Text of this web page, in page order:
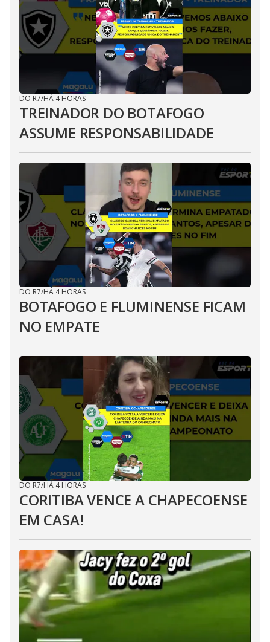
DO R7/HÁ 4 HORAS
TREINADOR DO BOTAFOGO
ASSUME RESPONSABILIDADE
DO R7/HÁ 4 HORAS
BOTAFOGO E FLUMINENSE FICAM
NO EMPATE
DO R7/HÁ 4 HORAS
CORITIBA VENCE A CHAPECOENSE
EM CASA!